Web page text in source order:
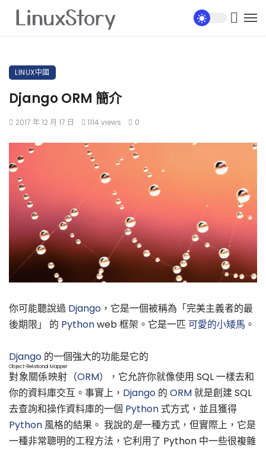
LINUX中國
Django ORM 簡介
2017 年 12 月 17 日 1114 views 0
你可能聽說過 Django ，它是一個被稱為「完美主義者的最
後期限」 的 Pythonweb 框架。它是一匹 可愛的小矮馬 。
Django 的一個強大的功能是它的
對象關係映射
Object-Relational Mapper
（ORM），它允許你就像使用 SQL 一樣去和
你的資料庫交互。事實上， Django 的 ORM就是創建 SQL
去查詢和操作資料庫的一個 Python式方式，並且獲得
Python 風格的結果。 我說的是一種方式，但實際上，它是
一種非常聰明的工程方法，它利用了 Python 中一些很複雜